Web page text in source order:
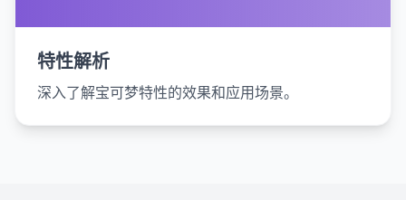
特性解析
深入了解宝可梦特性的效果和应用场景。